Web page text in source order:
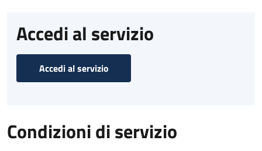
Accedi al servizio
Accedi al servizio
Condizioni di servizio